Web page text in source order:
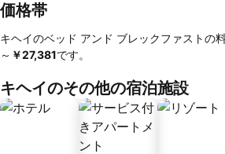
価格帯
キヘイのベッド アンド ブレックファストの
～ ‎￥27,381です。
キヘイのその他の宿泊施設